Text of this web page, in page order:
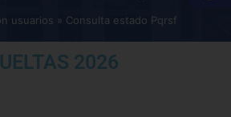
usuarios Consulta estado Pqrsf
2026